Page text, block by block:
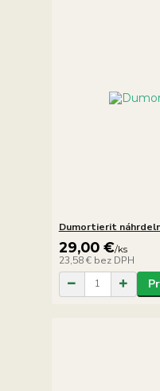
Dumortierit
29,00 €/ks
23,58 € bez DPH